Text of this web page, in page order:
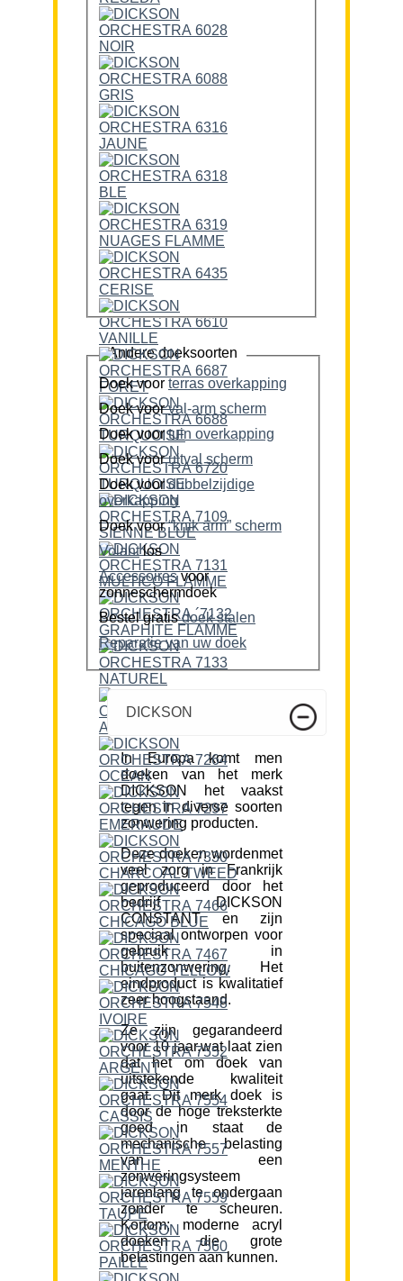
Andere doeksoorten
Doek voor terras overkapping
Doek voor
val-arm scherm
Doek voor
tuin overkapping
Doek voor
uitval scherm
Doek voordubbelzijdige
overkapping
Doek voor
“knik arm” scherm
Volantlos
Accessoiresvoor
zonneschermdoek
Bestel gratis doek stalen
Reparatie van uw doek
DICKSON
In Europa komt men
doeken van het merk
DICKSON het vaakst
tegen in diverse soorten
zonwering producten.
Deze doeken wordenmet
veel zorg in Frankrijk
geproduceerd door het
bedrijf DICKSON
CONSTANT en zijn
speciaal ontworpen voor
gebruik in
buitenzonwering. Het
eindproduct is kwalitatief
zeer hoogstaand.
Ze zijn gegarandeerd
voor 10 jaar,wat laat zien
dat het om doek van
uitstekende kwaliteit
gaat. Dit merk doek is
door de hoge treksterkte
goed in staat de
mechanische belasting
van een
zonweringsysteem
jarenlang te ondergaan
zonder te scheuren.
Kortom; moderne acryl
doeken die grote
belastingen aan kunnen.